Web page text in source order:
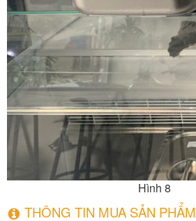
Hình 8
THÔNG TIN MUA SẢN PHẨM